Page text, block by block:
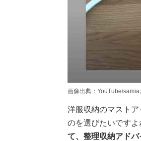
画像出典：YouTube/
洋服収納のマスト
のを選びたいですよ
て、整理収納アド